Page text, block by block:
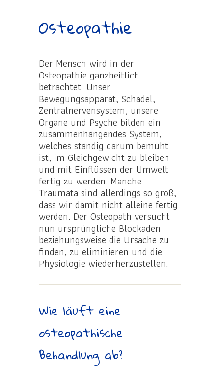
Osteopathie
Der Mensch wird in der
Osteopathie ganzheitlich
betrachtet. Unser
Bewegungsapparat, Schädel,
Zentralnervensystem, unsere
Organe und Psyche bilden ein
zusammenhängendes System,
welches ständig darum bemüht
ist, im Gleichgewicht zu bleiben
und mit Einflüssen der Umwelt
fertig zu werden. Manche
Traumata sind allerdings so groß,
dass wir damit nicht alleine fertig
werden. Der Osteopath versucht
nun ursprüngliche Blockaden
beziehungsweise die Ursache zu
finden, zu eliminieren und die
Physiologie wiederherzustellen.
Wie läuft eine
osteopathische
Behandlung ab?